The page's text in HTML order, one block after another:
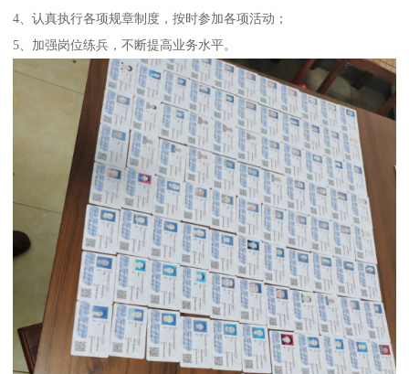
4、认真执行各项规章制度，按时参加各项活动；
5、加强岗位练兵，不断提高业务水平。